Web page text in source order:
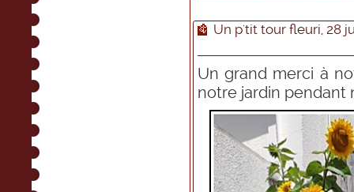
Un p'tit tour fleuri, 28
Un grand merci à
notre jardin pendant